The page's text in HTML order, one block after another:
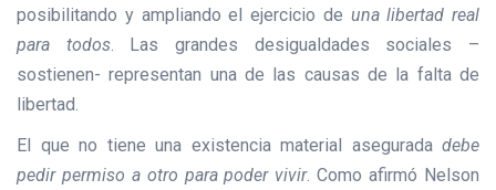
posibilitando y ampliando el ejercicio de una libertad real
para todos. Las grandes desigualdades sociales –
sostienen- representan una de las causas de la falta de
libertad.
El que no tiene una existencia material asegurada debe
pedir permiso a otro para poder vivir. Como afirmó Nelson